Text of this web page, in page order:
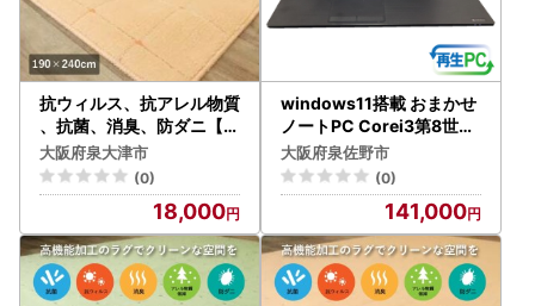
抗ウィルス、抗アレル物質
、抗菌、消臭、防ダニ【P
T-5】カーペット 190×24
0 コーラル [0929]
大阪府泉大津市
(0)
18,000
windows11搭載 おまかせ
ノートPC Corei3第8世代
CPU メモリ8GB SSD480
GB 15～15.6型
大阪府泉佐野市
(0)
141,000